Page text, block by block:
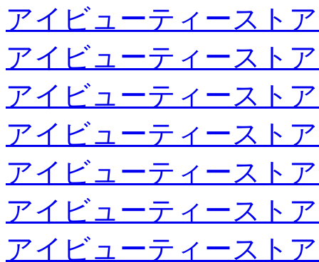
アイビューティースト
アイビューティースト
アイビューティースト
アイビューティースト
アイビューティースト
アイビューティースト
アイビューティースト